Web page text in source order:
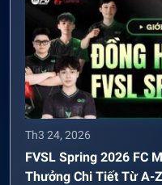
Th3 24, 2026
FVSL Spring 2026 FC
Thưởng Chi Tiết Từ A-Z